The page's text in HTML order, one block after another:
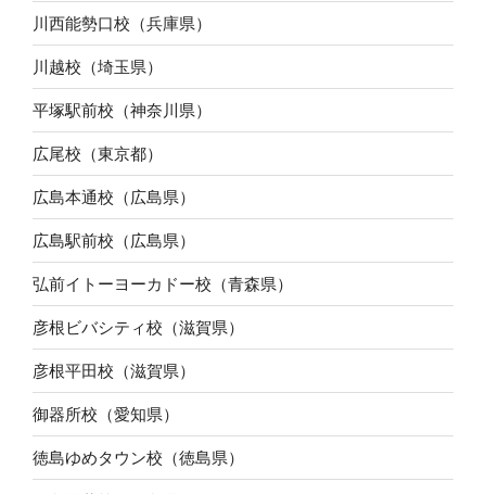
川西能勢口校（兵庫県）
川越校（埼玉県）
平塚駅前校（神奈川県）
広尾校（東京都）
広島本通校（広島県）
広島駅前校（広島県）
弘前イトーヨーカドー校（青森県）
彦根ビバシティ校（滋賀県）
彦根平田校（滋賀県）
御器所校（愛知県）
徳島ゆめタウン校（徳島県）